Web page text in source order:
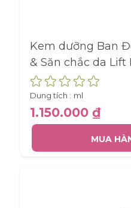
Kem dưỡng Ban
& Săn chắc da Lift
50ML
Dung tích : ml
1.150.000 ₫
MUA